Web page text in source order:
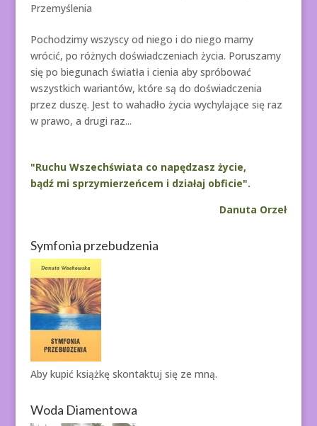
Przemyślenia
Pochodzimy wszyscy od niego i do niego mamy
wrócić, po różnych doświadczeniach życia. Poruszamy
się po biegunach światła i cienia aby spróbować
wszystkich wariantów, które są do doświadczenia
przez duszę. Jest to wahadło życia wychylające się raz
w prawo, a drugi raz...
"Ruchu Wszechświata co napędzasz życie,
bądź mi sprzymierzeńcem i działaj obficie".
Danuta Orzeł
Symfonia przebudzenia
Aby kupić książkę skontaktuj się ze mną.
Woda Diamentowa